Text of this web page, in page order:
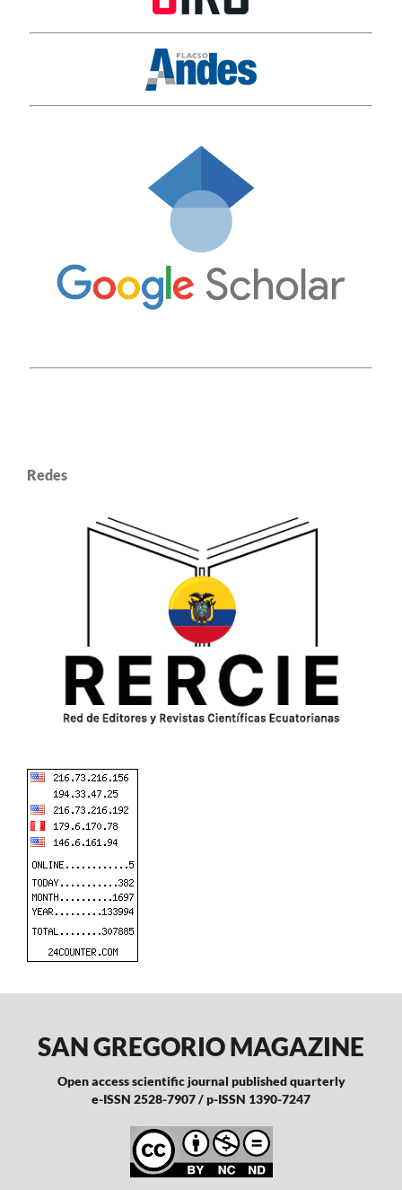
Redes
SAN GREGORIO MAGAZINE
Open access scientific journal published quarterly
e-ISSN 2528-7907 / p-ISSN 1390-7247